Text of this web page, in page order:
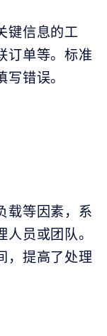
键信息的工
订单等。标准
错误。
载等因素，系
员或团队。
，提高了处理